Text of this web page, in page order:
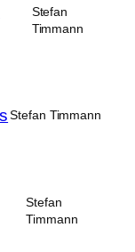
Stefan
Timmann
Stefan Timmann
Stefan
Timmann